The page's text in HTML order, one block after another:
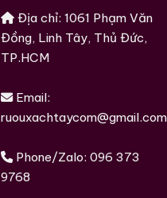
Địa chỉ: 1061 Phạm Văn
Đồng, Linh Tây, Thủ Đức,
TP.HCM
Email:
ruouxachtaycom@gmail.com
Phone/Zalo: 096 373
9768